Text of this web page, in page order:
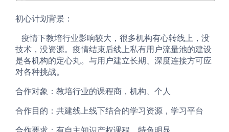
初心计划背景：
疫情下教培行业影响较大，很多机构有心转线上，没
技术，没资源。疫情结束后线上私有用户流量池的建设
是各机构的定心丸。与用户建立长期、深度连接方可应
对各种挑战。
合作对象：教培行业的课程商，机构、个人
合作目的：共建线上线下结合的学习资源，学习平台